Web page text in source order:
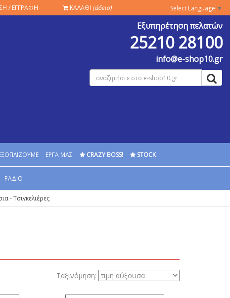
Select Language ▼
/ ΕΓΓΡΑΦΗ ΚΑΛΑΘΙ (άδειο)
Εξυπηρέτηση πελατών
25210 28100
info@e-shop10.gr
ΕΡΓΑ ΜΑΣ CRAZY BOSS! STOCK
ΡΑΔΙΟ
- Τσιγκελιέρες
Ταξινόμηση: